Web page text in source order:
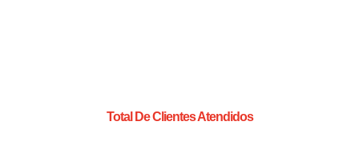
Total De Clientes Atendidos